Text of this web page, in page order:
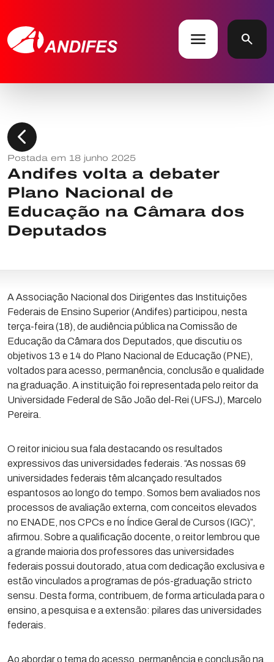
menu search
chevron_left
Postada em 18 junho 2025
Andifes volta a debater
Plano Nacional de
Educação na Câmara dos
Deputados
A Associação Nacional dos Dirigentes das Instituições
Federais de Ensino Superior (Andifes) participou, nesta
terça-feira (18), de audiência pública na Comissão de
Educação da Câmara dos Deputados, que discutiu os
objetivos 13 e 14 do Plano Nacional de Educação (PNE),
voltados para acesso, permanência, conclusão e qualidade
na graduação. A instituição foi representada pelo reitor da
Universidade Federal de São João del-Rei (UFSJ), Marcelo
Pereira.
O reitor iniciou sua fala destacando os resultados
expressivos das universidades federais. “As nossas 69
universidades federais têm alcançado resultados
espantosos ao longo do tempo. Somos bem avaliados nos
processos de avaliação externa, com conceitos elevados
no ENADE, nos CPCs e no Índice Geral de Cursos (IGC)”,
afirmou. Sobre a qualificação docente, o reitor lembrou que
a grande maioria dos professores das universidades
federais possui doutorado, atua com dedicação exclusiva e
estão vinculados a programas de pós-graduação stricto
sensu. Desta forma, contribuem, de forma articulada para o
ensino, a pesquisa e a extensão: pilares das universidades
federais.
Ao abordar o tema do acesso, permanência e conclusão na